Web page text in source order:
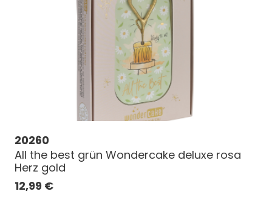
20260
All the best grün Wondercake deluxe rosa
Herz gold
12,99 €